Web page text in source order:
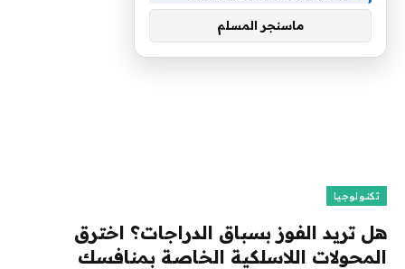
تكنولوجيا
هل تريد الفوز بسباق الدراجات؟ اخترق
المحولات اللاسلكية الخاصة بمنافسك
ماسنجر المسلم